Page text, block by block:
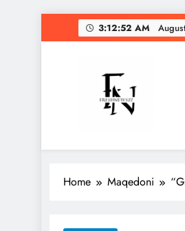
to
3:12:53 AM
Best News Website
Home Maqedoni